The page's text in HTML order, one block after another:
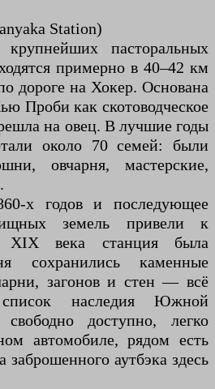
Station)
пасторальных
примерно в 40–42 км
дороге на Хокер. Основана
Проби как скотоводческое
на овец. В лучшие годы
около 70 семей: были
овчарня, мастерские,
х годов и последующее
земель привели к
века станция была
сохранились каменные
загонов и стен — всё
наследия Южной
доступно, легко
автомобиле, рядом есть
заброшенного аутбэка здесь